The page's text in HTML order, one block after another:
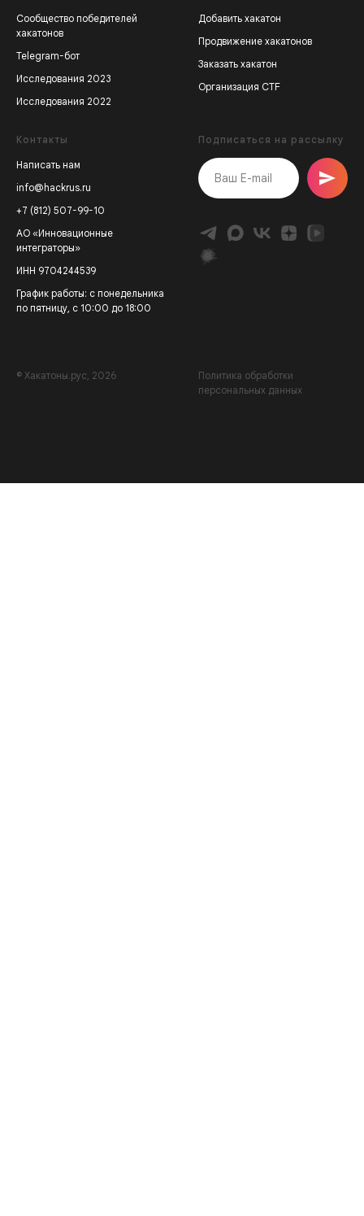
Сообщество победителей
хакатонов
Telegram-бот
Исследования 2023
Исследования 2022
Добавить хакатон
Продвижение хакатонов
Заказать хакатон
Организация CTF
Контакты
Написать нам
info@hackrus.ru
+7 (812) 507-99-10
АО «Инновационные
интеграторы»
ИНН 9704244539
График работы: с понедельника
по пятницу, с 10:00 до 18:00
Подписаться на рассылку
© Хакатоны.рус, 2026
Политика обработки
персональных данных